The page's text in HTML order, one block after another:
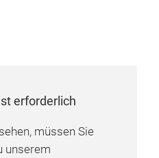
erforderlich
müssen Sie
unserem